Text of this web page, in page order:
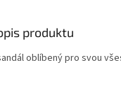
produktu
oblíbený pro svou